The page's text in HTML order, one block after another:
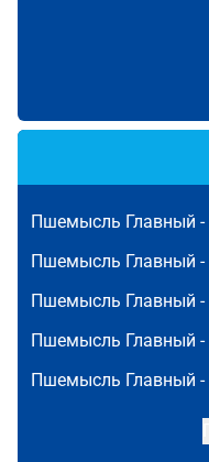
Пшемысль Главный -
Пшемысль Главный -
Пшемысль Главный -
Пшемысль Главный -
Пшемысль Главный -